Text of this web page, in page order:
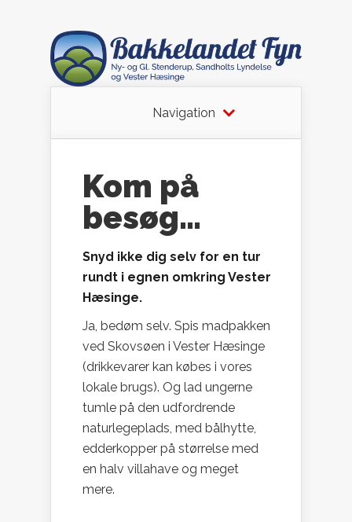
Navigation
Kom på
besøg…
Snyd ikke dig selv for en tur
rundt i egnen omkring Vester
Hæsinge.
Ja, bedøm selv. Spis madpakken
ved Skovsøen i Vester Hæsinge
(drikkevarer kan købes i vores
lokale brugs). Og lad ungerne
tumle på den udfordrende
naturlegeplads, med bålhytte,
edderkopper på størrelse med
en halv villahave og meget
mere.